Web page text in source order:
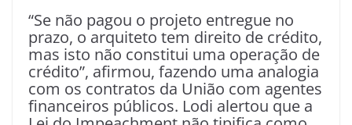
“Se não pagou o projeto entregue no
prazo, o arquiteto tem direito de crédito,
mas isto não constitui uma operação de
crédito”, afirmou, fazendo uma analogia
com os contratos da União com agentes
financeiros públicos. Lodi alertou que a